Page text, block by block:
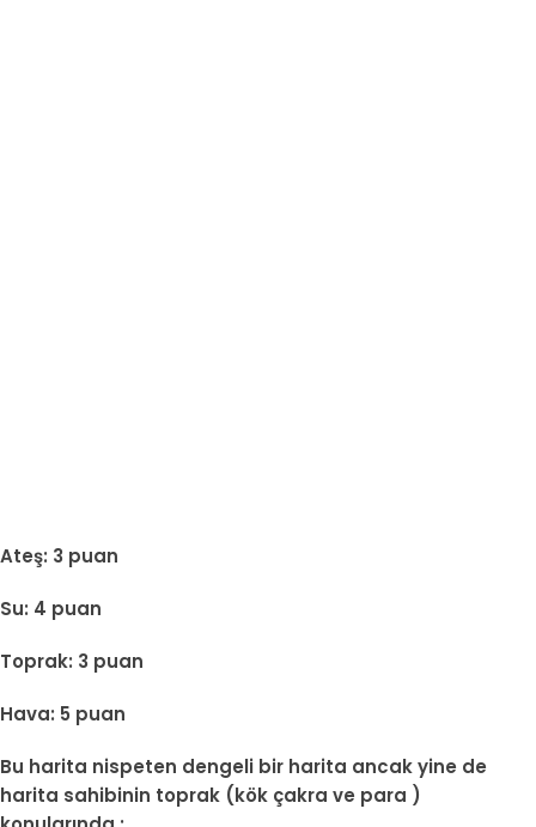
Ateş: 3 puan
Su: 4 puan
Toprak: 3 puan
Hava: 5 puan
Bu harita nispeten dengeli bir harita ancak yine de
harita sahibinin toprak (kök çakra ve para )